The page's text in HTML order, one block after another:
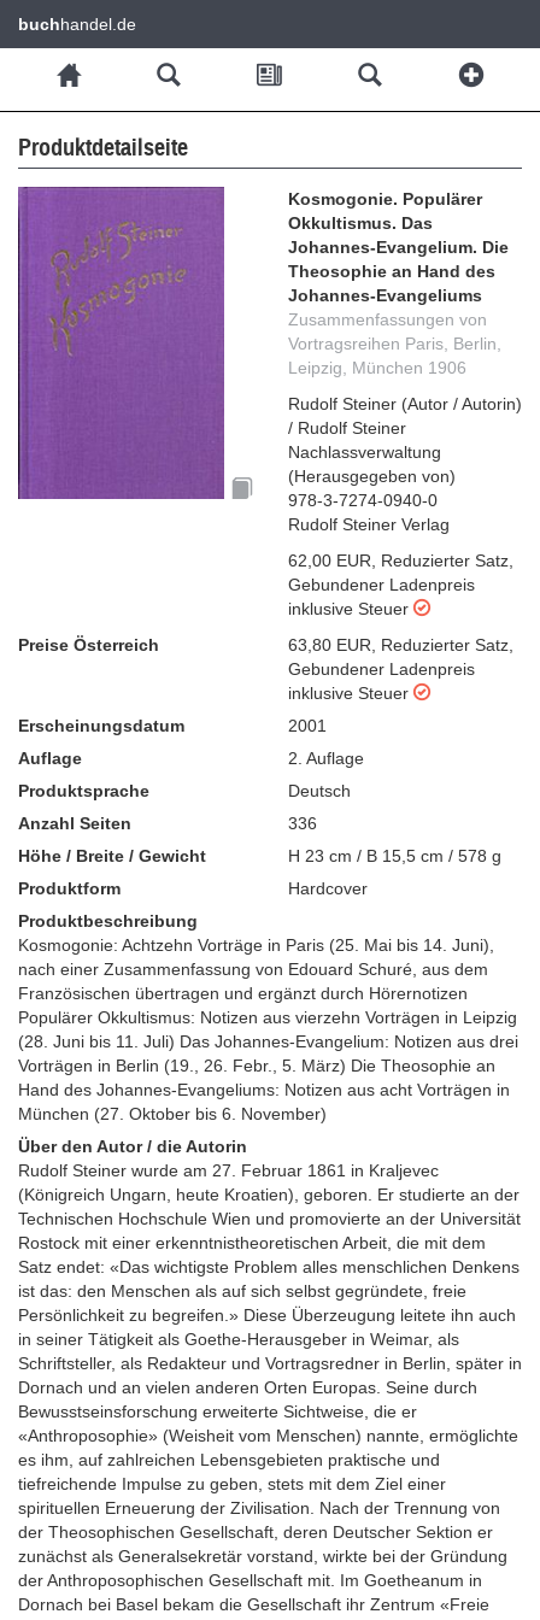
buchhandel.de
Produktdetailseite
Kosmogonie. Populärer
Okkultismus. Das
Johannes-Evangelium. Die
Theosophie an Hand des
Johannes-Evangeliums
Zusammenfassungen von
Vortragsreihen Paris, Berlin,
Leipzig, München 1906
Rudolf Steiner (Autor / Autorin)
/ Rudolf Steiner
Nachlassverwaltung
(Herausgegeben von)
978-3-7274-0940-0
Rudolf Steiner Verlag
62,00 EUR
Reduzierter Satz
Gebundener Ladenpreis
inklusive Steuer
Preise Österreich
63,80 EUR Reduzierter Satz
Gebundener Ladenpreis
inklusive Steuer
Erscheinungsdatum
2001
Auflage
2. Auflage
Produktsprache
Deutsch
Anzahl Seiten
336
Höhe / Breite / Gewicht
H 23 cm / B 15,5 cm / 578 g
Produktform
Hardcover
Produktbeschreibung
Kosmogonie: Achtzehn Vorträge in Paris (25. Mai bis 14. Juni),
nach einer Zusammenfassung von Edouard Schuré, aus dem
Französischen übertragen und ergänzt durch Hörernotizen
Populärer Okkultismus: Notizen aus vierzehn Vorträgen in Leipzig
(28. Juni bis 11. Juli) Das Johannes-Evangelium: Notizen aus drei
Vorträgen in Berlin (19., 26. Febr., 5. März) Die Theosophie an
Hand des Johannes-Evangeliums: Notizen aus acht Vorträgen in
München (27. Oktober bis 6. November)
Über den Autor / die Autorin
Rudolf Steiner wurde am 27. Februar 1861 in Kraljevec
(Königreich Ungarn, heute Kroatien), geboren. Er studierte an der
Technischen Hochschule Wien und promovierte an der Universität
Rostock mit einer erkenntnistheoretischen Arbeit, die mit dem
Satz endet: «Das wichtigste Problem alles menschlichen Denkens
ist das: den Menschen als auf sich selbst gegründete, freie
Persönlichkeit zu begreifen.» Diese Überzeugung leitete ihn auch
in seiner Tätigkeit als Goethe-Herausgeber in Weimar, als
Schriftsteller, als Redakteur und Vortragsredner in Berlin, später in
Dornach und an vielen anderen Orten Europas. Seine durch
Bewusstseinsforschung erweiterte Sichtweise, die er
«Anthroposophie» (Weisheit vom Menschen) nannte, ermöglichte
es ihm, auf zahlreichen Lebensgebieten praktische und
tiefreichende Impulse zu geben, stets mit dem Ziel einer
spirituellen Erneuerung der Zivilisation. Nach der Trennung von
der Theosophischen Gesellschaft, deren Deutscher Sektion er
zunächst als Generalsekretär vorstand, wirkte bei der Gründung
der Anthroposophischen Gesellschaft mit. Im Goetheanum in
Dornach bei Basel bekam die Gesellschaft ihr Zentrum «Freie